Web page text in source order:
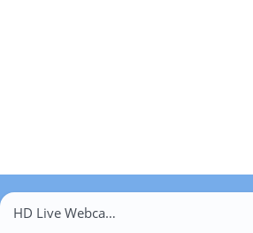
HD Live Webcams Spahnsdorf